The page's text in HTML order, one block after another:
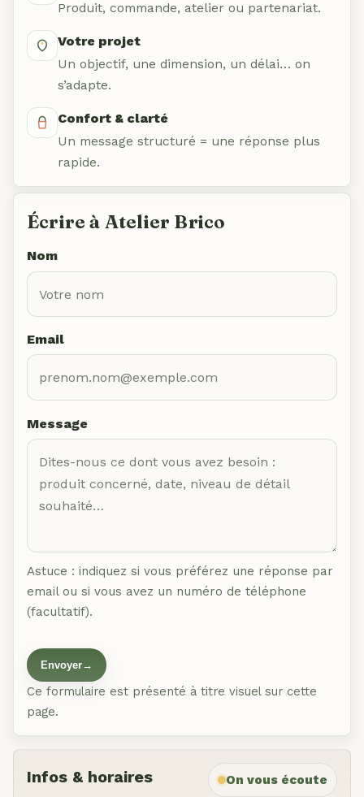
Produit, commande, atelier ou partenariat.
Votre projet
Un objectif, une dimension, un délai… on
s’adapte.
Confort & clarté
Un message structuré = une réponse plus
rapide.
Écrire à Atelier Brico
Nom
Email
Message
Astuce : indiquez si vous préférez une réponse par
email ou si vous avez un numéro de téléphone
(facultatif).
Envoyer→
Ce formulaire est présenté à titre visuel sur cette
page.
Infos & horaires On vous écoute